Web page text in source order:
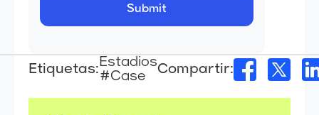
Etiquetas: Estadios
#Case
Compartir: